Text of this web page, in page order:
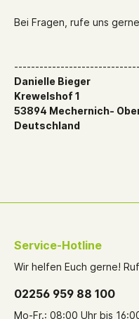
Bei Fragen, rufe uns
Danielle Bieger
Krewelshof 1
53894 Mechernich-
Deutschland
Service-Hotline
Wir helfen Euch gerne!
02256 959 88 100
Mo-Fr.: 08:00 Uhr bis